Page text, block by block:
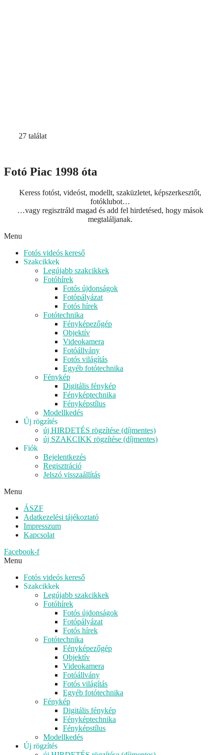
27 találat
Fotó Piac 1998 óta
Keress fotóst, videóst, modellt, szaküzletet, képszerkesztőt,
fotóklubot…
…vagy regisztráld magad és add fel hirdetésed, hogy mások
megtaláljanak.
Menu
Fotós videós kereső
Szakcikkek
Legújabb szakcikkek
Fotóhírek
Fotós újdonságok
Fotópályázat
Fotós hírek
Fotótechnika
Fényképezőgép
Objektív
Videokamera
Fotóállvány
Fotós világítás
Egyéb fotótechnika
Fénykép
Digitális fénykép
Fényképtechnika
Fényképstílus
Modellkedés
Új rögzítés
új HIRDETÉS rögzítése (díjmentes)
új SZAKCIKK rögzítése (díjmentes)
Fiók
Bejelentkezés
Regisztráció
Jelszó visszaállítás
Menu
ÁSZF
Adatkezelési tájékoztató
Impresszum
Kapcsolat
Facebook-f
Menu
Fotós videós kereső
Szakcikkek
Legújabb szakcikkek
Fotóhírek
Fotós újdonságok
Fotópályázat
Fotós hírek
Fotótechnika
Fényképezőgép
Objektív
Videokamera
Fotóállvány
Fotós világítás
Egyéb fotótechnika
Fénykép
Digitális fénykép
Fényképtechnika
Fényképstílus
Modellkedés
Új rögzítés